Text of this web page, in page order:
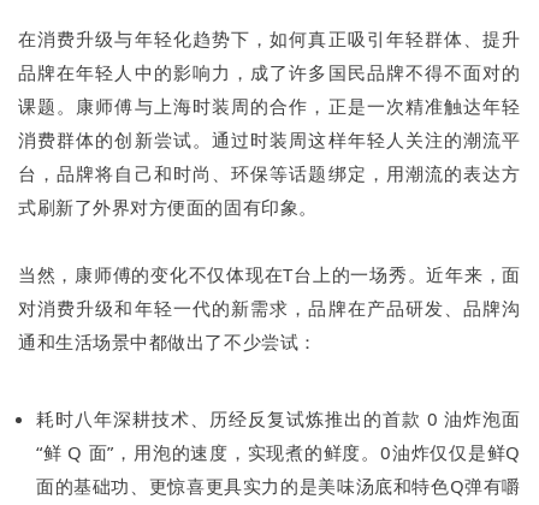
在消费升级与年轻化趋势下，如何真正吸引年轻群体、提升
品牌在年轻人中的影响力，成了许多国民品牌不得不面对的
课题。康师傅与上海时装周的合作，正是一次精准触达年轻
消费群体的创新尝试。通过时装周这样年轻人关注的潮流平
台，品牌将自己和时尚、环保等话题绑定，用潮流的表达方
式刷新了外界对方便面的固有印象。
当然，康师傅的变化不仅体现在T台上的一场秀。近年来，面
对消费升级和年轻一代的新需求，品牌在产品研发、品牌沟
通和生活场景中都做出了不少尝试：
耗时八年深耕技术、历经反复试炼推出的首款 0 油炸泡面
“鲜 Q 面”，用泡的速度，实现煮的鲜度。0油炸仅仅是鲜Q
面的基础功、更惊喜更具实力的是美味汤底和特色Q弹有嚼